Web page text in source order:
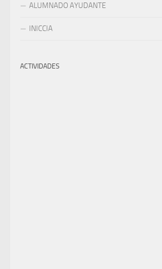
ALUMNADO AYUDANTE
INICCIA
ACTIVIDADES